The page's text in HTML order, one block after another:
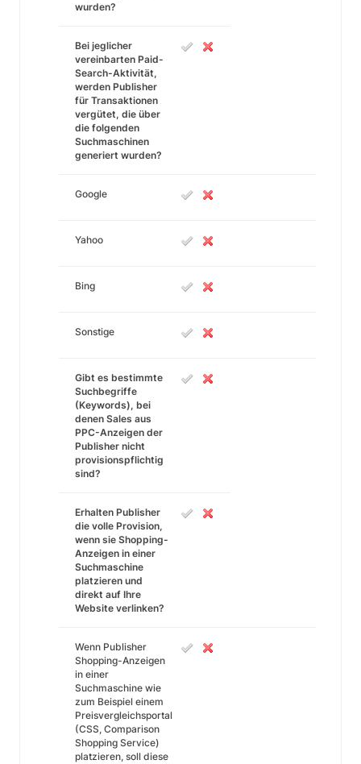
wurden?
Bei jeglicher
vereinbarten Paid-
Search-Aktivität,
werden Publisher
für Transaktionen
vergütet, die über
die folgenden
Suchmaschinen
generiert wurden?
Google
Yahoo
Bing
Sonstige
Gibt es bestimmte
Suchbegriffe
(Keywords), bei
denen Sales aus
PPC-Anzeigen der
Publisher nicht
provisionspflichtig
sind?
Erhalten Publisher
die volle Provision,
wenn sie Shopping-
Anzeigen in einer
Suchmaschine
platzieren und
direkt auf Ihre
Website verlinken?
Wenn Publisher
Shopping-Anzeigen
in einer
Suchmaschine wie
zum Beispiel einem
Preisvergleichsportal
(CSS, Comparison
Shopping Service)
platzieren, soll diese